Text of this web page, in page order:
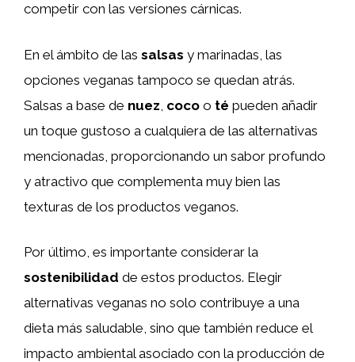
competir con las versiones cárnicas.
En el ámbito de las salsas y marinadas, las
opciones veganas tampoco se quedan atrás.
Salsas a base de nuez coco o té pueden añadir
un toque gustoso a cualquiera de las alternativas
mencionadas, proporcionando un sabor profundo
y atractivo que complementa muy bien las
texturas de los productos veganos.
Por último, es importante considerar la
sostenibilidad de estos productos. Elegir
alternativas veganas no solo contribuye a una
dieta más saludable, sino que también reduce el
impacto ambiental asociado con la producción de